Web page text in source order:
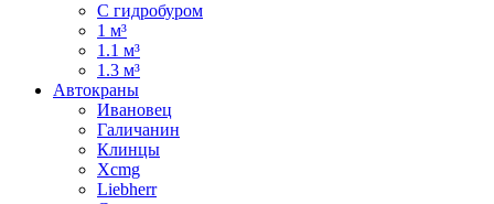
С гидробуром
1 м³
1.1 м³
1.3 м³
Автокраны
Ивановец
Галичанин
Клинцы
Xcmg
Liebherr